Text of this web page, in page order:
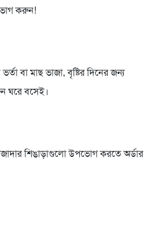
করুন!
বা মাছ ভাজা, বৃষ্টির দিনের জন্য
ঘরে বসেই।
শিঙাড়াগুলো উপভোগ করতে অর্ডার